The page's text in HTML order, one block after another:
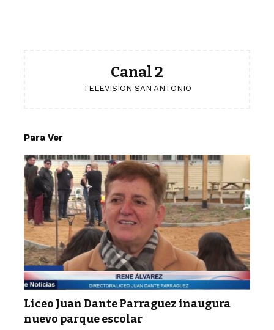
Canal 2
TELEVISION SAN ANTONIO
Para Ver
Liceo Juan Dante Parraguez inaugura
nuevo parque escolar